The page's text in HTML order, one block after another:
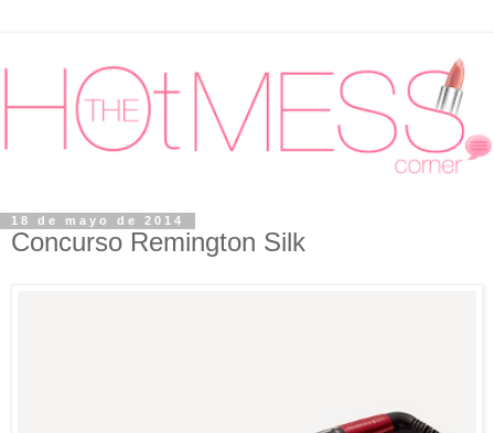
18 de mayo de 2014
Concurso Remington Silk